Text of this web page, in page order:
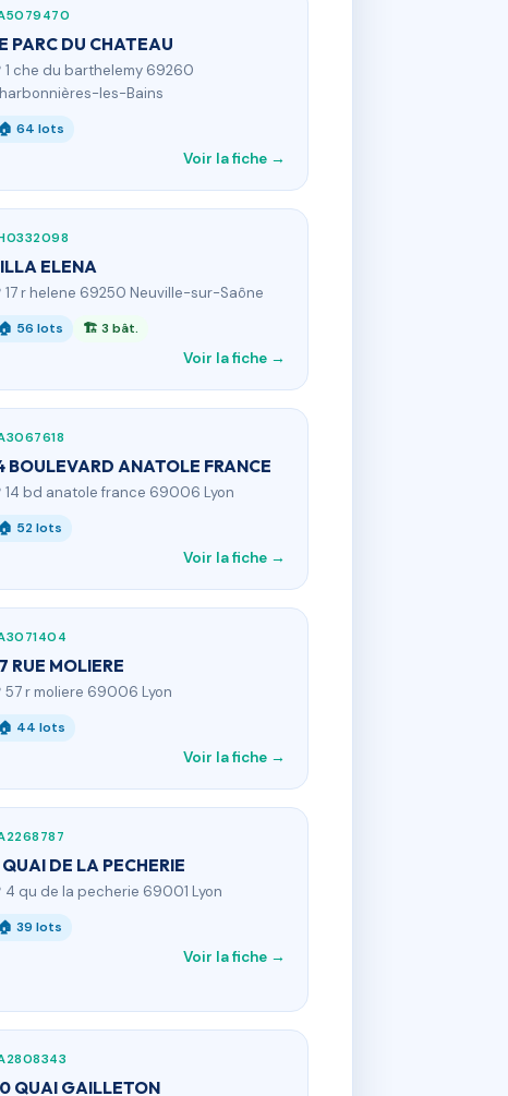
PARC DU CHATEAU
1 che du barthelemy 69260
les-Bains
🏠 64 lots
Voir la fiche →
ELENA
17 r helene 69250 Neuville-sur-Saône
🏠 56 lots 🏗 3 bât.
Voir la fiche →
BOULEVARD ANATOLE FRANCE
14 bd anatole france 69006 Lyon
🏠 52 lots
Voir la fiche →
RUE MOLIERE
57 r moliere 69006 Lyon
🏠 44 lots
Voir la fiche →
DE LA PECHERIE
4 qu de la pecherie 69001 Lyon
🏠 39 lots
Voir la fiche →
QUAI GAILLETON